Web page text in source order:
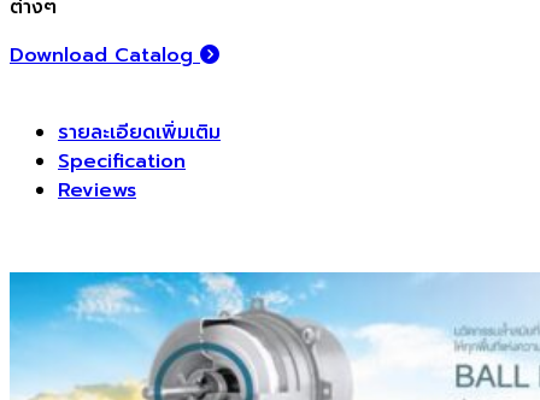
ต่างๆ
Download Catalog
รายละเอียดเพิ่มเติม
Specification
Reviews